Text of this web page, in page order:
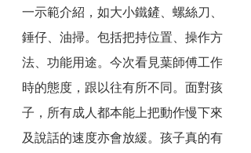
一示範介紹，如大小鐵鏟、螺絲刀、
錘仔、油掃。包括把持位置、操作方
法、功能用途。今次看見葉師傅工作
時的態度，跟以往有所不同。面對孩
子，所有成人都本能上把動作慢下來
及說話的速度亦會放緩。孩子真的有